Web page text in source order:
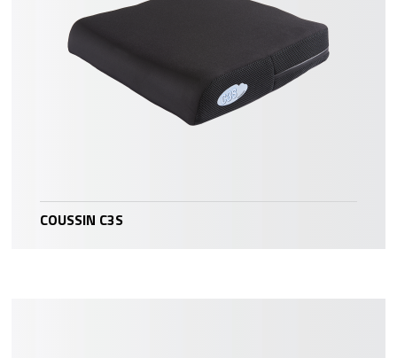
COUSSIN C3S